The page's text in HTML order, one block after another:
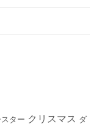
ター クリスマス ダ